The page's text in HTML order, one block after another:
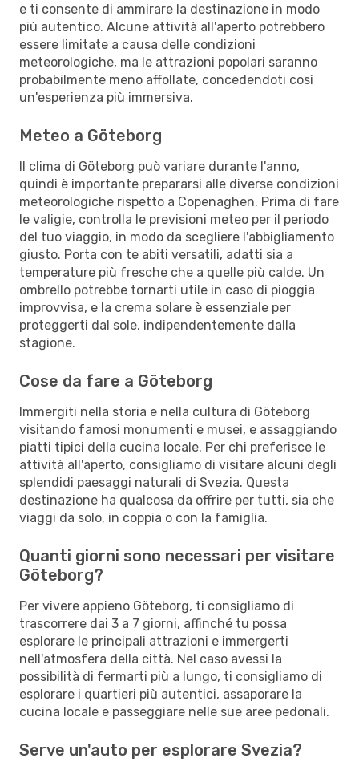
e ti consente di ammirare la destinazione in modo
più autentico. Alcune attività all'aperto potrebbero
essere limitate a causa delle condizioni
meteorologiche, ma le attrazioni popolari saranno
probabilmente meno affollate, concedendoti così
un'esperienza più immersiva.
Meteo a Göteborg
Il clima di Göteborg può variare durante l'anno,
quindi è importante prepararsi alle diverse condizioni
meteorologiche rispetto a Copenaghen. Prima di fare
le valigie, controlla le previsioni meteo per il periodo
del tuo viaggio, in modo da scegliere l'abbigliamento
giusto. Porta con te abiti versatili, adatti sia a
temperature più fresche che a quelle più calde. Un
ombrello potrebbe tornarti utile in caso di pioggia
improvvisa, e la crema solare è essenziale per
proteggerti dal sole, indipendentemente dalla
stagione.
Cose da fare a Göteborg
Immergiti nella storia e nella cultura di Göteborg
visitando famosi monumenti e musei, e assaggiando
piatti tipici della cucina locale. Per chi preferisce le
attività all'aperto, consigliamo di visitare alcuni degli
splendidi paesaggi naturali di Svezia. Questa
destinazione ha qualcosa da offrire per tutti, sia che
viaggi da solo, in coppia o con la famiglia.
Quanti giorni sono necessari per visitare
Göteborg?
Per vivere appieno Göteborg, ti consigliamo di
trascorrere dai 3 a 7 giorni, affinché tu possa
esplorare le principali attrazioni e immergerti
nell'atmosfera della città. Nel caso avessi la
possibilità di fermarti più a lungo, ti consigliamo di
esplorare i quartieri più autentici, assaporare la
cucina locale e passeggiare nelle sue aree pedonali.
Serve un'auto per esplorare Svezia?